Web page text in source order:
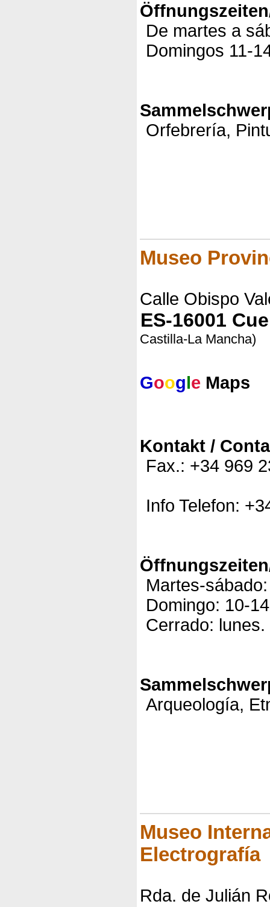
De martes a
Domingos 11-
Orfebrería,
Museo
Calle Obispo
ES-16001
Castilla-La Mancha)
Google Maps
Kontakt /
Fax.: +34 969
Info Telefon:
Martes-
Domingo: 10-
Cerrado: lunes.
Arqueología,
Museo
Electrografía
Rda. de Julián